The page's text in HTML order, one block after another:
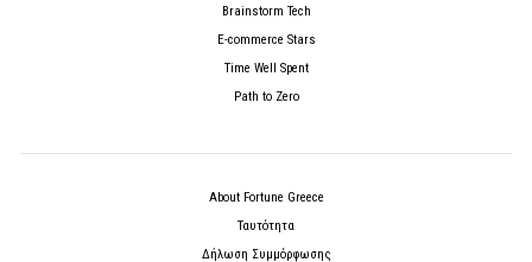
Brainstorm Tech
E-commerce Stars
Time Well Spent
Path to Zero
About Fortune Greece
Ταυτότητα
Δήλωση Συμμόρφωσης